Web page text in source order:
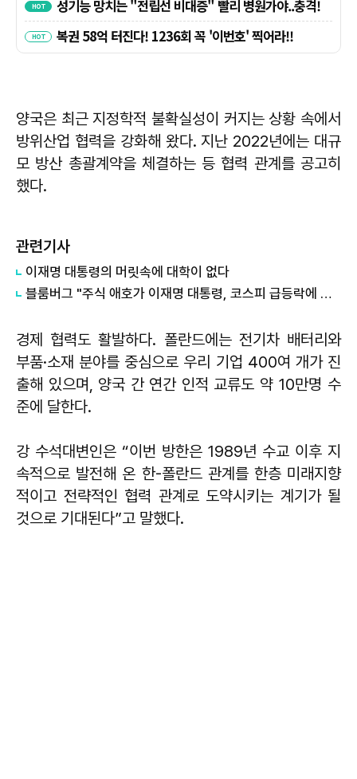
양국은 최근 지정학적 불확실성이 커지는 상황 속에서
방위산업 협력을 강화해 왔다. 지난 2022년에는 대규
모 방산 총괄계약을 체결하는 등 협력 관계를 공고히
했다.
관련기사
이재명 대통령의 머릿속에 대학이 없다
블룸버그 "주식 애호가 이재명 대통령, 코스피 급등락에 역풍"
경제 협력도 활발하다. 폴란드에는 전기차 배터리와
부품·소재 분야를 중심으로 우리 기업 400여 개가 진
출해 있으며, 양국 간 연간 인적 교류도 약 10만명 수
준에 달한다.
강 수석대변인은 “이번 방한은 1989년 수교 이후 지
속적으로 발전해 온 한-폴란드 관계를 한층 미래지향
적이고 전략적인 협력 관계로 도약시키는 계기가 될
것으로 기대된다”고 말했다.